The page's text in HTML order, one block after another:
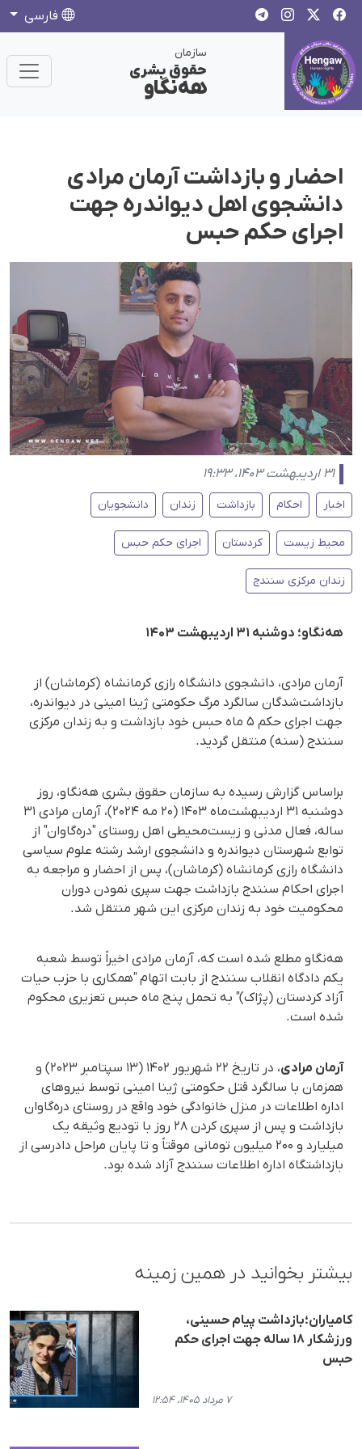
فارسی
سازمان
حقوق بشری
هەنگاو
احضار و بازداشت آرمان مرادی
دانشجوی اهل دیواندره جهت
اجرای حکم حبس
۳۱ اردیبهشت ۱۴۰۳، ۱۹:۳۳
اخبار احکام بازداشت زندان دانشجویان
محیط زیست کردستان اجرای حکم حبس
زندان مرکزی سنندج
هەنگاو؛ دوشنبه ۳۱ اردیبهشت ۱۴۰۳
آرمان مرادی، دانشجوی دانشگاه رازی کرمانشاه (کرماشان) از
بازداشت‌شدگان سالگرد مرگ حکومتی ژینا امینی در دیواندره،
جهت اجرای حکم ۵ ماه حبس خود بازداشت و به زندان مرکزی
سنندج (سنه) منتقل گردید.
براساس گزارش رسیده به سازمان حقوق بشری هه‌نگاو، روز
دوشنبه ۳۱ اردیبهشت‌ماه ۱۴۰۳ (۲۰ مه ۲۰۲۴)، آرمان مرادی ۳۱
ساله، فعال مدنی و زیست‌محیطی اهل روستای "درەگاوان" از
توابع شهرستان دیواندره و دانشجوی ارشد رشته علوم سیاسی
دانشگاه رازی کرمانشاه (کرماشان)، پس از احضار و مراجعه به
اجرای احکام سنندج بازداشت جهت سپری نمودن دوران
محکومیت خود به زندان مرکزی این شهر منتقل شد.
هه‌نگاو مطلع شده است که، آرمان مرادی اخیراً توسط شعبه
یکم دادگاه انقلاب سنندج از بابت اتهام "همکاری با حزب حیات
آزاد کردستان (پژاک)" به تحمل پنج ماه حبس تعزیری محکوم
شده است.
آرمان مرادی
، در تاریخ ۲۲ شهریور ۱۴۰۲ (۱۳ سپتامبر ۲۰۲۳) و
همزمان با سالگرد قتل حکومتی ژینا امینی توسط نیروهای
اداره اطلاعات در منزل خانوادگی خود واقع در روستای درەگاوان
بازداشت و پس از سپری کردن ۲۸ روز با تودیع وثیقه یک
میلیارد و ۲۰۰ میلیون تومانی موقتاً و تا پایان مراحل دادرسی از
بازداشتگاه اداره اطلاعات سنندج آزاد شده بود.
بیشتر بخوانید در همین زمینه
کامیاران؛بازداشت پیام حسینی،
ورزشکار ۱۸ ساله جهت اجرای حکم
حبس
۷ مرداد ۱۴۰۵، ۱۲:۵۴